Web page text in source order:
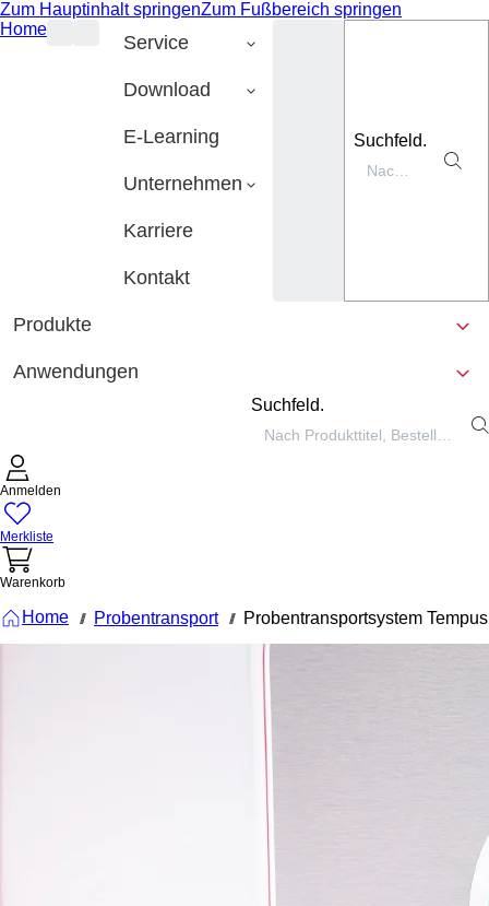
Zum Hauptinhalt springenZum Fußbereich springen
Home
Service
Download
E-Learning
Unternehmen
Karriere
Kontakt
Suchfeld.
Produkte
Anwendungen
Suchfeld.
Anmelden
Merkliste
Warenkorb
Home /// Probentransport /// Probentransportsystem